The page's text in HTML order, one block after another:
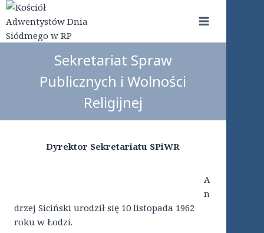
Przejdź
do
treści
Sekretariat Spraw
Publicznych i Wolności
Religijnej
Dyrektor Sekretariatu SPiWR
A
n
drzej Siciński urodził się 10 listopada 1962
roku w Łodzi.